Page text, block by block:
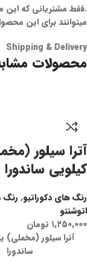
.فقط مشتریانی که این
میتوانند برای این
Shipping & Delivery
محصولات
آترا سیلور
کیلویی ساندورا
رنگ های دکوراتیو, رنگ
اتوشنتو
۱,۲۵۰,۰۰۰ تومان
آترا سیلور (مخملی)
ساندورا